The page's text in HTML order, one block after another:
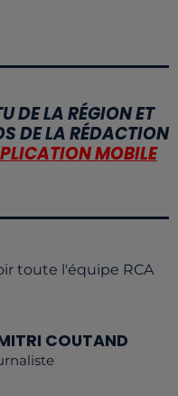
DE LA RÉGION ET
DE LA RÉDACTION
MOBILE
toute l'équipe RCA
COUTAND